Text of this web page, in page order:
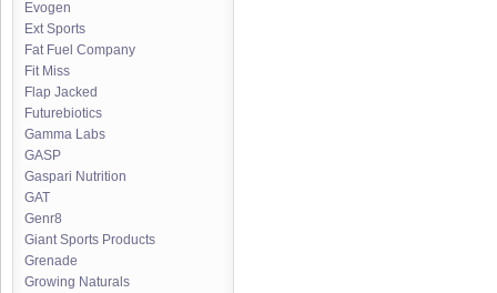
Evogen
Ext Sports
Fat Fuel Company
Fit Miss
Flap Jacked
Futurebiotics
Gamma Labs
GASP
Gaspari Nutrition
GAT
Genr8
Giant Sports Products
Grenade
Growing Naturals